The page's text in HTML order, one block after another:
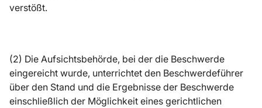
verstößt.
(2) Die Aufsichtsbehörde, bei der die Beschwerde
eingereicht wurde, unterrichtet den Beschwerdeführer
über den Stand und die Ergebnisse der Beschwerde
einschließlich der Möglichkeit eines gerichtlichen